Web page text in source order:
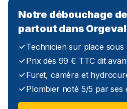
Notre débouchage
partout dans Orgeval
Technicien sur place
Prix dès 99 € TTC dit
Furet, caméra et
Plombier noté 5/5 par ses